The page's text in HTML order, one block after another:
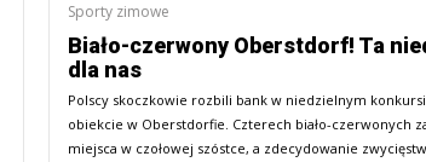
Sporty zimowe
Biało-czerwony Oberstdorf! Ta
dla nas
Polscy skoczkowie rozbili bank w niedzielnym
obiekcie w Oberstdorfie. Czterech biało-czerwonych
miejsca w czołowej szóstce, a zdecydowanie